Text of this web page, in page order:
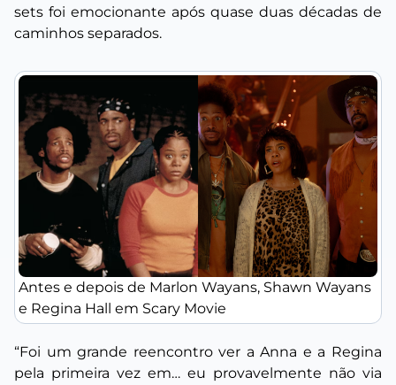
sets foi emocionante após quase duas décadas de
caminhos separados.
Antes e depois de Marlon Wayans, Shawn Wayans
e Regina Hall em Scary Movie
“Foi um grande reencontro ver a Anna e a Regina
pela primeira vez em… eu provavelmente não via